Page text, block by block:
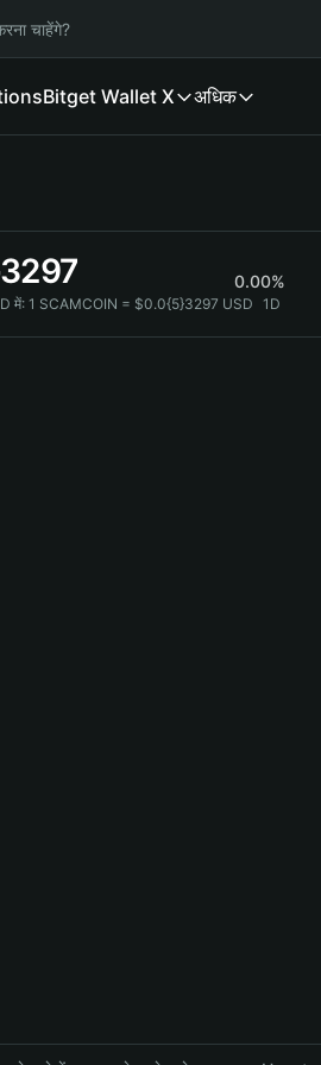
चाहेंगे?
Bitget Wallet X अधिक
0.00%
में: 1 SCAMCOIN = $0.0{5}3297 USD 1D